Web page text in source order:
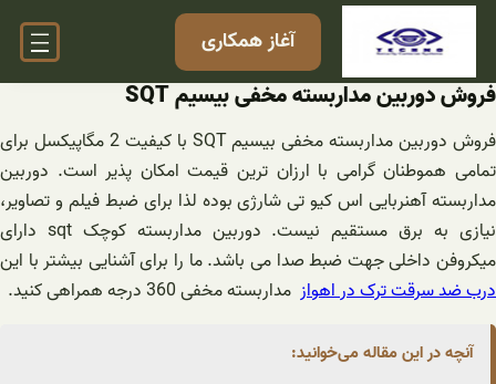
رفتن
آغاز همکاری
فروش دوربین مداربسته مخفی بیسیم SQT
فروش دوربین مداربسته مخفی بیسیم SQT با کیفیت 2 مگاپیکسل برای
تمامی هموطنان گرامی با ارزان ترین قیمت امکان پذیر است. دوربین
مداربسته آهنربایی اس کیو تی شارژی بوده لذا برای ضبط فیلم و تصاویر،
نیازی به برق مستقیم نیست. دوربین مداربسته کوچک sqt دارای
میکروفن داخلی جهت ضبط صدا می باشد. ما را برای آشنایی بیشتر با این
درب ضد سرقت ترک در اهواز مداربسته مخفی 360 درجه همراهی کنید.
آنچه در این مقاله می‌خوانید: